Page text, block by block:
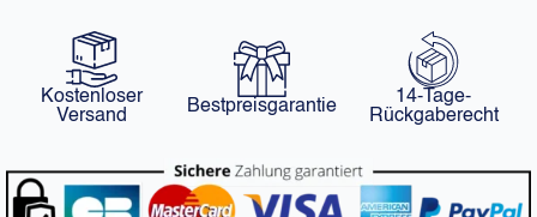
Kostenloser
Versand
Bestpreisgarantie
14-Tage-
Rückgaberecht